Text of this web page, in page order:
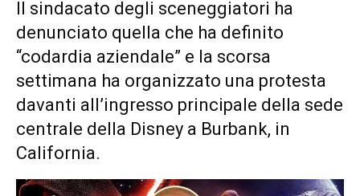
Il sindacato degli sceneggiatori ha
denunciato quella che ha definito
“codardia aziendale” e la scorsa
settimana ha organizzato una protesta
davanti all’ingresso principale della sede
centrale della Disney a Burbank, in
California.